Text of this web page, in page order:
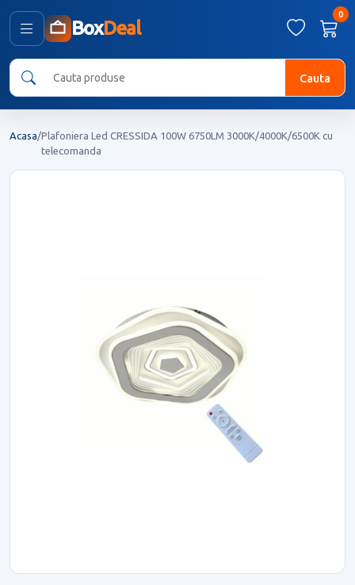
BoxDeal
0
Cauta
Acasa/Plafoniera Led CRESSIDA 100W 6750LM 3000K/4000K/6500K cu
telecomanda